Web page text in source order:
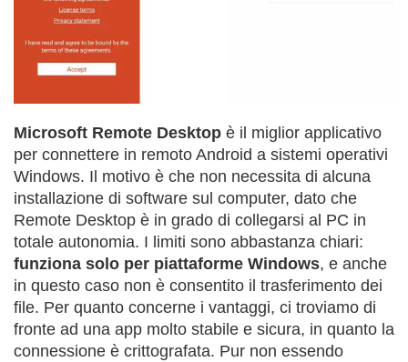
Microsoft Remote Desktop è il miglior applicativo
per connettere in remoto Android a sistemi operativi
Windows. Il motivo è che non necessita di alcuna
installazione di software sul computer, dato che
Remote Desktop è in grado di collegarsi al PC in
totale autonomia. I limiti sono abbastanza chiari:
funziona solo per piattaforme Windows, e anche
in questo caso non è consentito il trasferimento dei
file. Per quanto concerne i vantaggi, ci troviamo di
fronte ad una app molto stabile e sicura, in quanto la
connessione è crittografata. Pur non essendo